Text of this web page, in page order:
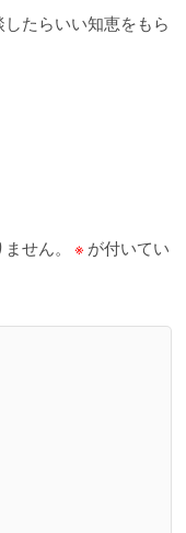
たらいい知恵をもら
せん。 ※ が付いてい